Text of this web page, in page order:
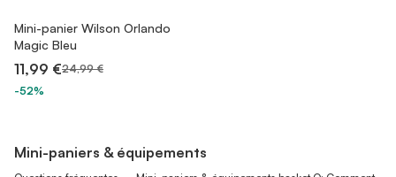
Mini-panier Wilson Orlando
Magic Bleu
11,99 €24,99 €
-52%
Mini-paniers & équipements